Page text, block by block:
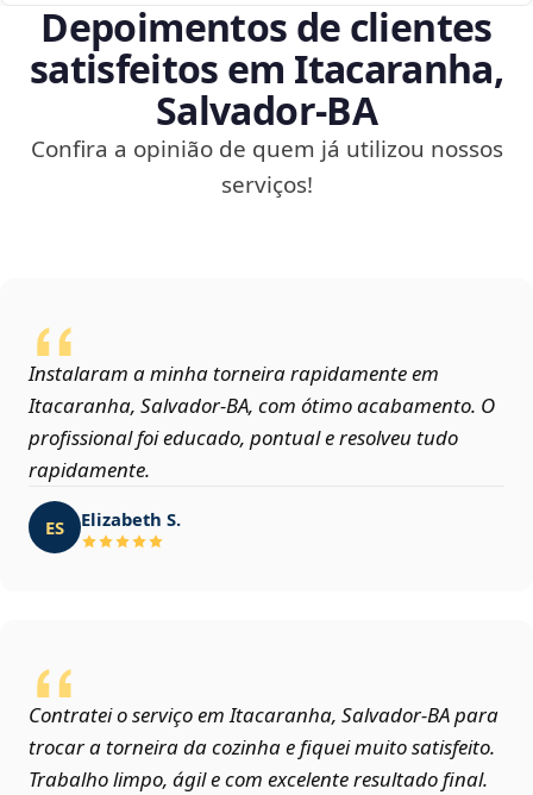
Depoimentos de clientes
satisfeitos em Itacaranha,
Salvador‑BA
Confira a opinião de quem já utilizou nossos
serviços!
Instalaram a minha torneira rapidamente em
Itacaranha, Salvador‑BA, com ótimo acabamento. O
profissional foi educado, pontual e resolveu tudo
rapidamente.
ES Elizabeth S.
Contratei o serviço em Itacaranha, Salvador‑BA para
trocar a torneira da cozinha e fiquei muito satisfeito.
Trabalho limpo, ágil e com excelente resultado final.